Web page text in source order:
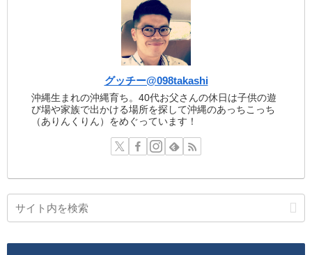
グッチー@098takashi
沖縄生まれの沖縄育ち。40代お父さんの休日は子供の遊
び場や家族で出かける場所を探して沖縄のあっちこっち
（ありんくりん）をめぐっています！